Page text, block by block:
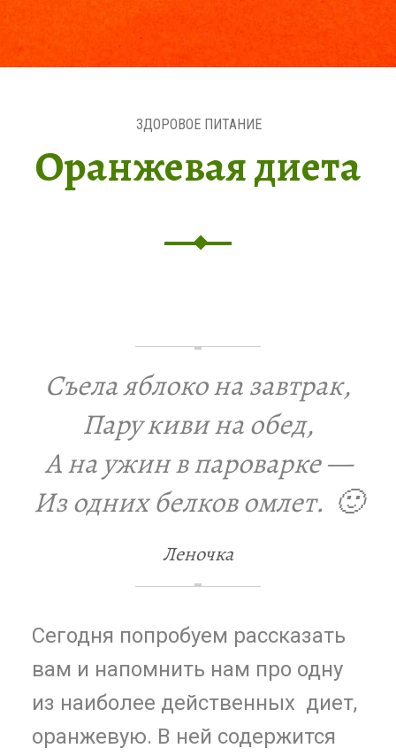
Оранжевая диета
ЗДОРОВОЕ ПИТАНИЕ
Съела яблоко на завтрак,
Пару киви на обед,
А на ужин в пароварке —
Из одних белков омлет. 🙂
Леночка
Сегодня попробуем рассказать
вам и напомнить нам про одну
из наиболее действенных диет,
оранжевую. В ней содержится